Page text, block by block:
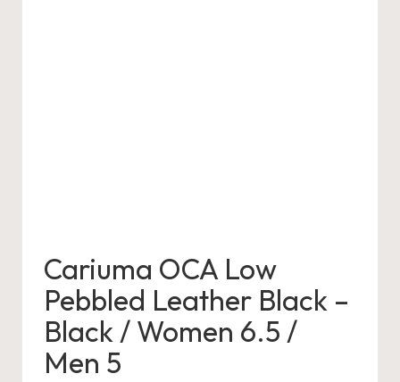
Cariuma OCA Low
Pebbled Leather Black –
Black / Women 6.5 /
Men 5